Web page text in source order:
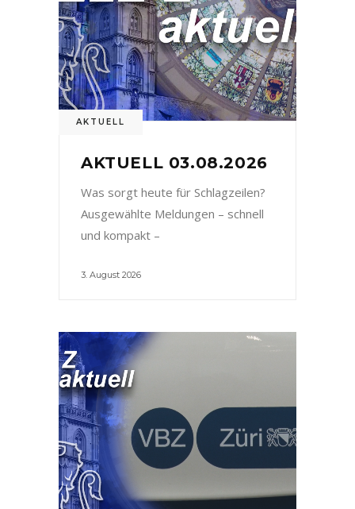
AKTUELL
AKTUELL 03.08.2026
Was sorgt heute für Schlagzeilen?
Ausgewählte Meldungen – schnell
und kompakt –
3. August 2026